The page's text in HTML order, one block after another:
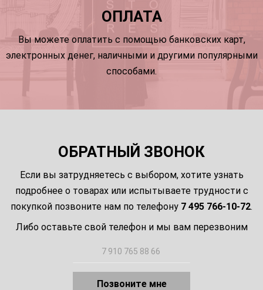
ОПЛАТА
Вы можете оплатить с помощью банковских карт,
электронных денег, наличными и другими популярными
способами.
ОБРАТНЫЙ ЗВОНОК
Если вы затрудняетесь с выбором, хотите узнать
подробнее о товарах или испытываете трудности с
покупкой позвоните нам по телефону 7 495 766-10-72.
Либо оставьте свой телефон и мы вам перезвоним
Позвоните мне